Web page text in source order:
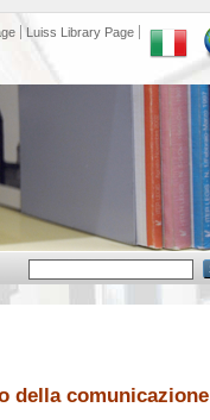
Luiss Library Page
della comunicazione